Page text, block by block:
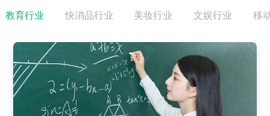
教育行业 快消品行业 美妆行业 文娱行业 移